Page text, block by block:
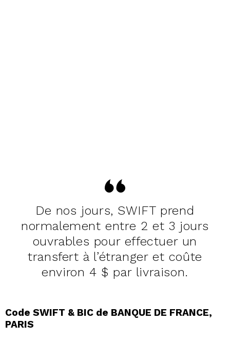
De nos jours, SWIFT prend
normalement entre 2 et 3 jours
ouvrables pour effectuer un
transfert à l’étranger et coûte
environ 4 $ par livraison.
Code SWIFT & BIC de BANQUE DE FRANCE,
PARIS